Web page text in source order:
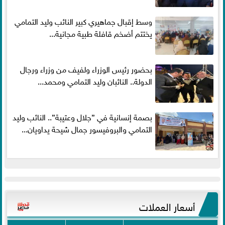
وسط إقبال جماهيري كبير النائب وليد التمامي
يختتم أضخم قافلة طبية مجانية...
بحضور رئيس الوزراء ولفيف من وزراء ورجال
الدولة.. النائبان وليد التمامي ومحمد...
بصمة إنسانية في ”جلال وعتيبة”.. النائب وليد
التمامي والبروفيسور جمال شيحة يداويان...
أسعار العملات